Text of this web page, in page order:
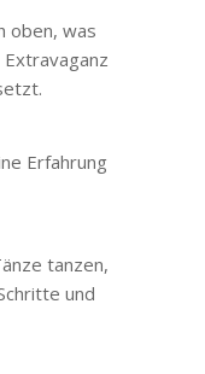
oben, was
Erfahrung
tanzen,
und